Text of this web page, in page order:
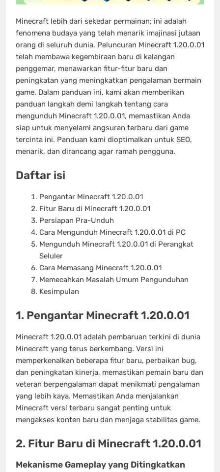
Minecraft lebih dari sekedar permainan; ini adalah
fenomena budaya yang telah menarik imajinasi jutaan
orang di seluruh dunia. Peluncuran Minecraft 1.20.0.01
telah membawa kegembiraan baru di kalangan
penggemar, menawarkan fitur-fitur baru dan
peningkatan yang meningkatkan pengalaman bermain
game. Dalam panduan ini, kami akan memberikan
panduan langkah demi langkah tentang cara
mengunduh Minecraft 1.20.0.01, memastikan Anda
siap untuk menyelami angsuran terbaru dari game
tercinta ini. Panduan kami dioptimalkan untuk SEO,
menarik, dan dirancang agar ramah pengguna.
Daftar isi
Pengantar Minecraft 1.20.0.01
Fitur Baru di Minecraft 1.20.0.01
Persiapan Pra-Unduh
Cara Mengunduh Minecraft 1.20.0.01 di PC
Mengunduh Minecraft 1.20.0.01 di Perangkat
Seluler
Cara Memasang Minecraft 1.20.0.01
Memecahkan Masalah Umum Pengunduhan
Kesimpulan
1. Pengantar Minecraft 1.20.0.01
Minecraft 1.20.0.01 adalah pembaruan terkini di dunia
Minecraft yang terus berkembang. Versi ini
memperkenalkan beberapa fitur baru, perbaikan bug,
dan peningkatan kinerja, memastikan pemain baru dan
veteran berpengalaman dapat menikmati pengalaman
yang lebih kaya. Memastikan Anda menjalankan
Minecraft versi terbaru sangat penting untuk
mengakses konten baru dan menjaga stabilitas game.
2. Fitur Baru di Minecraft 1.20.0.01
Mekanisme Gameplay yang Ditingkatkan